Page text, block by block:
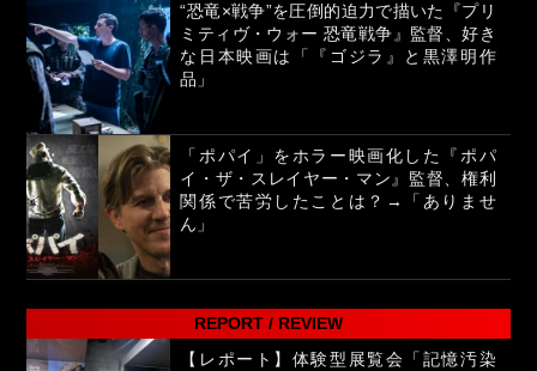
“恐竜×戦争”を圧倒的迫力で描いた『プリ
ミティヴ・ウォー 恐竜戦争』監督、好き
な日本映画は「『ゴジラ』と黒澤明作
品」
「ポパイ」をホラー映画化した『ポパ
イ・ザ・スレイヤー・マン』監督、権利
関係で苦労したことは？→「ありませ
ん」
REPORT / REVIEW
【レポート】体験型展覧会「記憶汚染